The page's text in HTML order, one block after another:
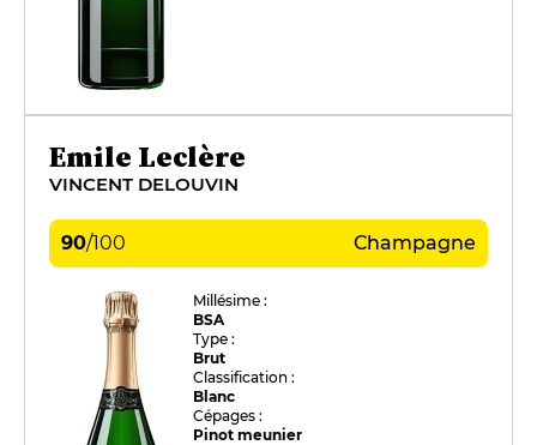
Emile Leclère
VINCENT DELOUVIN
90/100 Champagne
Millésime :
BSA
Type :
Brut
Classification :
Blanc
Cépages :
Pinot meunier